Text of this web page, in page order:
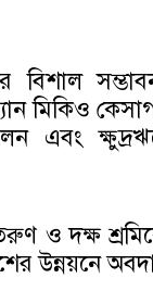
বিশাল
মিকিও
এবং
ও দক্ষ
উন্নয়নে